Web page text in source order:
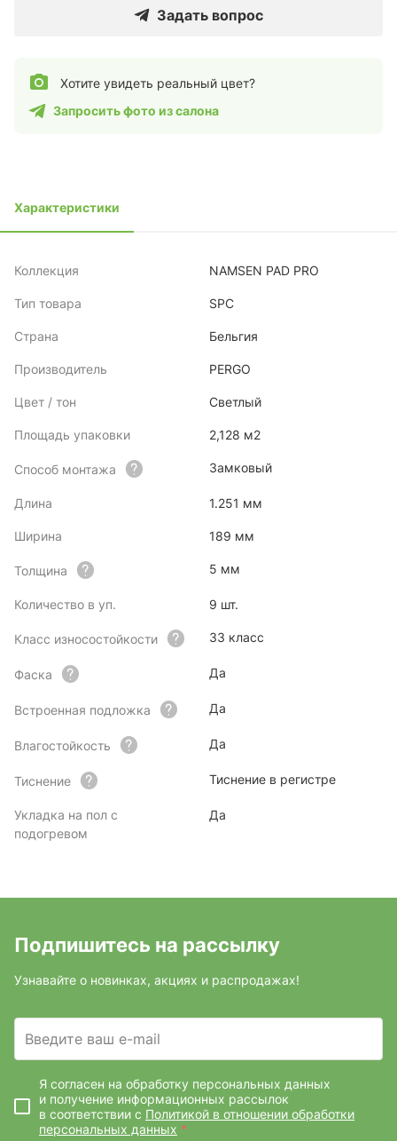
Задать вопрос
Хотите увидеть реальный цвет?
Запросить фото из салона
Характеристики
Коллекция NAMSEN PAD PRO
Тип товара SPC
Страна Бельгия
Производитель PERGO
Цвет / тон Светлый
Площадь упаковки 2,128 м2
Способ монтажа Замковый
Длина 1.251 мм
Ширина 189 мм
Толщина 5 мм
Количество в уп. 9 шт.
Класс износостойкости 33 класс
Фаска Да
Встроенная подложка Да
Влагостойкость Да
Тиснение Тиснение в регистре
Укладка на пол с
подогревом
Да
Подпишитесь на рассылку
Узнавайте о новинках, акциях и распродажах!
Введите ваш e-mail
Я согласен на обработку персональных данных
и получение информационных рассылок
в соответствии с Политикой в отношении обработки
персональных данных *